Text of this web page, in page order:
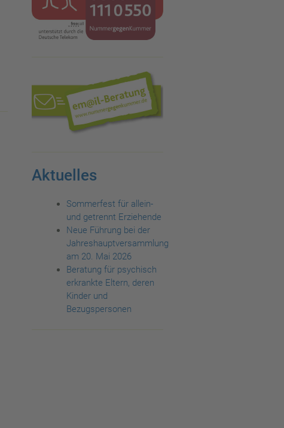
Aktuelles
Sommerfest für allein-
und getrennt Erziehende
Neue Führung bei der
Jahreshauptversammlung
am 20. Mai 2026
Beratung für psychisch
erkrankte Eltern, deren
Kinder und
Bezugspersonen